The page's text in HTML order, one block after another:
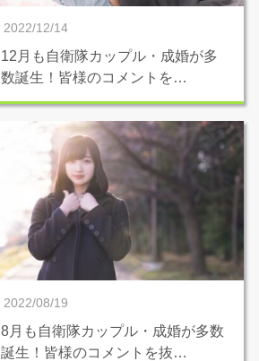
2022/12/14
12月も自衛隊カップル・成婚が多
数誕生！皆様のコメントを…
2022/08/19
8月も自衛隊カップル・成婚が多数
誕生！皆様のコメントを抜…